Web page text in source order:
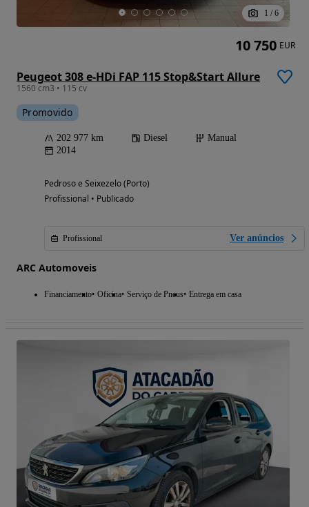
1 / 6
Peugeot 308 e-HDi FAP 115 Stop&Start Allure
1560 cm3 • 115 cv
Promovido
202 977 km Diesel
Manual
2014
Pedroso e Seixezelo (Porto)
Profissional • Publicado
Profissional Ver anúncios
ARC Automoveis
Financiamento Oficina Serviço de Pneus Entrega em casa
10 750 EUR